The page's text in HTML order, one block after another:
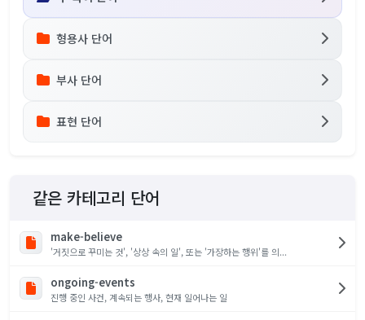
형용사 단어
부사 단어
표현 단어
같은 카테고리 단어
make-believe
'거짓으로 꾸미는 것', '상상 속의 일', 또는 '가장하는 행위'를 의...
ongoing-events
진행 중인 사건, 계속되는 행사, 현재 일어나는 일